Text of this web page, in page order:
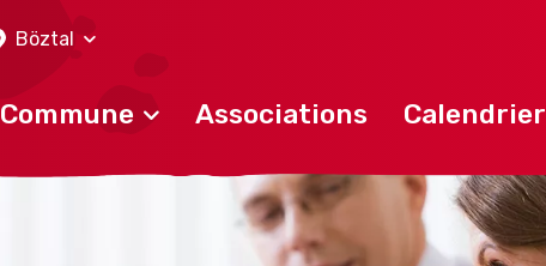
Böztal
Commune Associations Calendrier